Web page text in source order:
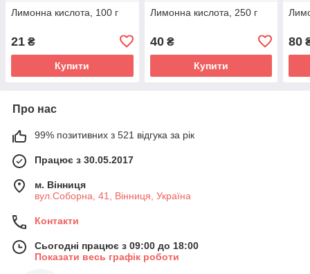
Лимонна кислота, 100 г
21 ₴
Купити
Лимонна кислота, 250 г
40₴
Купити
80
Про нас
99% позитивних з 521 відгука за рік
Працює з 30.05.2017
м. Вінниця
вул.Соборна, 41, Вінниця, Україна
Контакти
Сьогодні працює з 09:00 до 18:00
Показати весь графік роботи